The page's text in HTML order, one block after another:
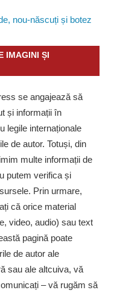
nou-născuți și botez
IMAGINI ȘI
se angajează să
și informații în
legile internaționale
de autor. Totuși, din
multe informații de
putem verifica și
Prin urmare,
că orice material
video, audio) sau text
pagină poate
de autor ale
sau ale altcuiva, vă
– vă rugăm să